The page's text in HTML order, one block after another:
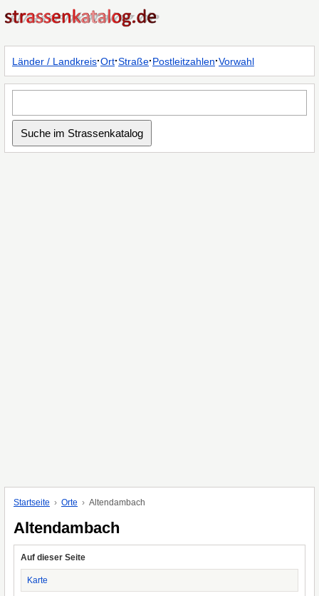
Länder / Landkreis·Ort·Straße·Postleitzahlen·Vorwahl
Startseite Orte Altendambach
Altendambach
Auf dieser Seite
Karte